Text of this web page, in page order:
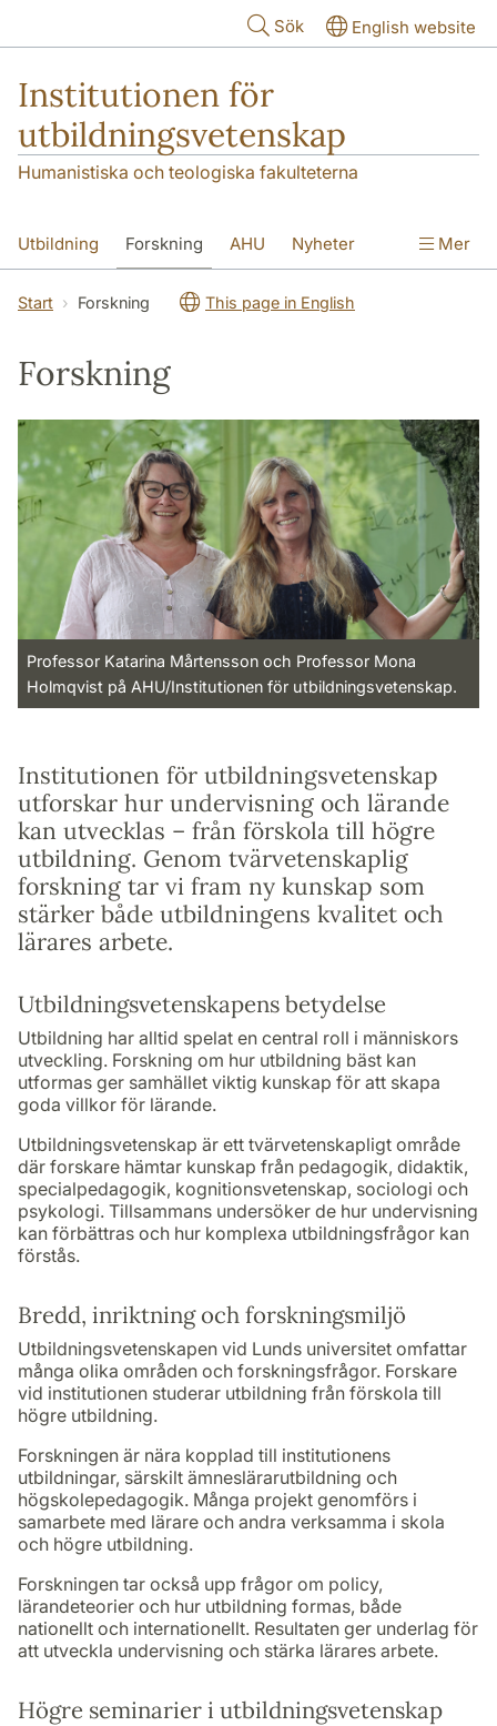
Sök English website
Institutionen för
utbildningsvetenskap
Humanistiska och teologiska fakulteterna
Utbildning Forskning AHU Nyheter
Kontakt Om institutionen
Mer
Start Forskning This page in English
Forskning
Professor Katarina Mårtensson och Professor Mona
Holmqvist på AHU/Institutionen för utbildningsvetenskap.
Institutionen för utbildningsvetenskap
utforskar hur undervisning och lärande
kan utvecklas – från förskola till högre
utbildning. Genom tvärvetenskaplig
forskning tar vi fram ny kunskap som
stärker både utbildningens kvalitet och
lärares arbete.
Utbildningsvetenskapens betydelse
Utbildning har alltid spelat en central roll i människors
utveckling. Forskning om hur utbildning bäst kan
utformas ger samhället viktig kunskap för att skapa
goda villkor för lärande.
Utbildningsvetenskap är ett tvärvetenskapligt område
där forskare hämtar kunskap från pedagogik, didaktik,
specialpedagogik, kognitionsvetenskap, sociologi och
psykologi. Tillsammans undersöker de hur undervisning
kan förbättras och hur komplexa utbildningsfrågor kan
förstås.
Bredd, inriktning och forskningsmiljö
Utbildningsvetenskapen vid Lunds universitet omfattar
många olika områden och forskningsfrågor. Forskare
vid institutionen studerar utbildning från förskola till
högre utbildning.
Forskningen är nära kopplad till institutionens
utbildningar, särskilt ämneslärarutbildning och
högskolepedagogik. Många projekt genomförs i
samarbete med lärare och andra verksamma i skola
och högre utbildning.
Forskningen tar också upp frågor om policy,
lärandeteorier och hur utbildning formas, både
nationellt och internationellt. Resultaten ger underlag för
att utveckla undervisning och stärka lärares arbete.
Högre seminarier i utbildningsvetenskap